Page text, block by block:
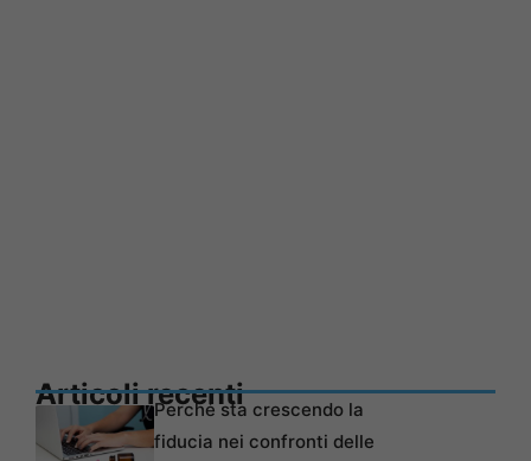
Articoli recentiPerché sta crescendo la
fiducia nei confronti delle